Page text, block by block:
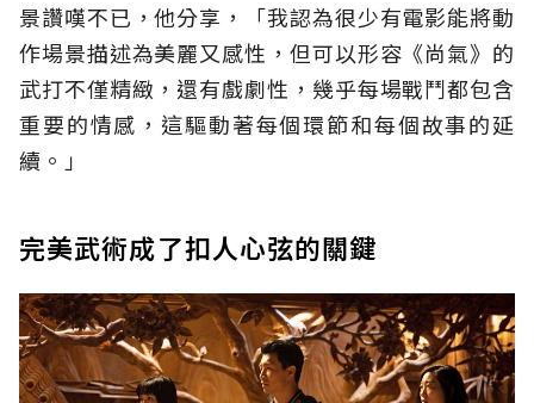
景讚嘆不已，他分享，「我認為很少有電影能將動
作場景描述為美麗又感性，但可以形容《尚氣》的
武打不僅精緻，還有戲劇性，幾乎每場戰鬥都包含
重要的情感，這驅動著每個環節和每個故事的延
續。」
完美武術成了扣人心弦的關鍵